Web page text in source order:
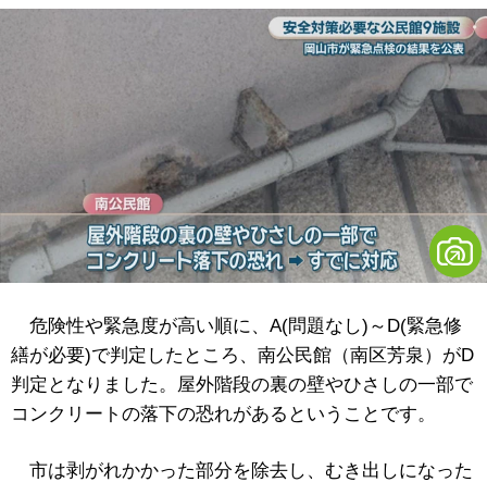
危険性や緊急度が高い順に、A(問題なし)～D(緊急修
繕が必要)で判定したところ、南公民館（南区芳泉）がD
判定となりました。屋外階段の裏の壁やひさしの一部で
コンクリートの落下の恐れがあるということです。
市は剥がれかかった部分を除去し、むき出しになった